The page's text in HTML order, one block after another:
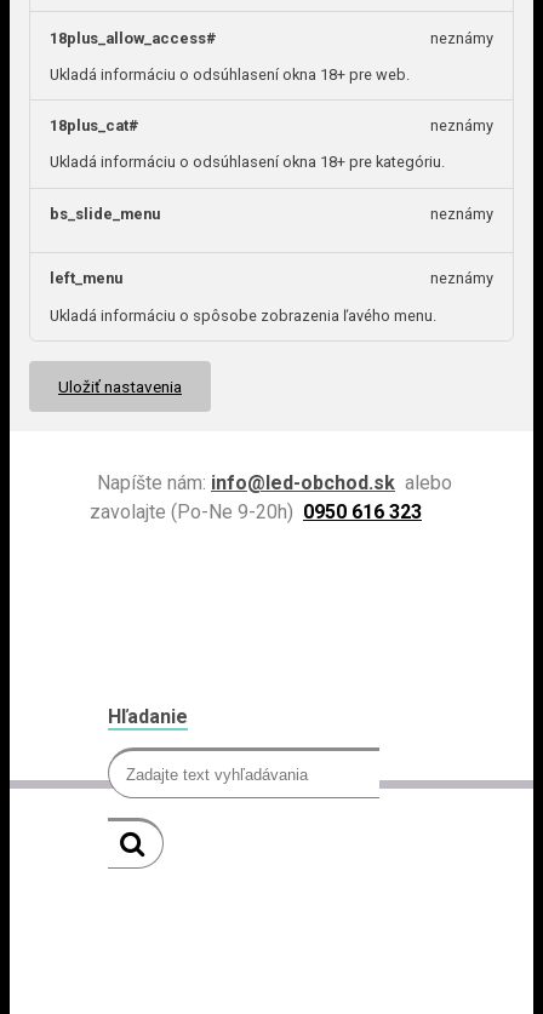
18plus_allow_access#
Ukladá informáciu o odsúhlasení okna 18+ pre web.
neznámy
18plus_cat#
Ukladá informáciu o odsúhlasení okna 18+ pre kategóriu.
neznámy
bs_slide_menu neznámy
left_menu
Ukladá informáciu o spôsobe zobrazenia ľavého menu.
neznámy
Uložiť nastavenia
Napíšte nám: info@led-obchod.sk alebo
zavolajte (Po-Ne 9-20h) 0950 616 323
Hľadanie